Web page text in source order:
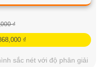
₫
₫
sắc nét với độ phân giải